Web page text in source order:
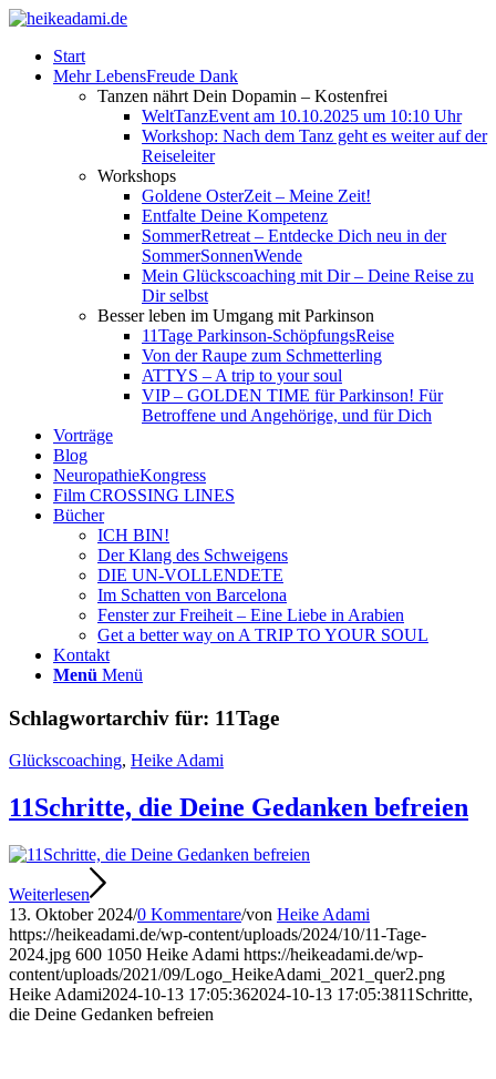
Start
Mehr LebensFreude Dank
Tanzen nährt Dein Dopamin – Kostenfrei
WeltTanzEvent am 10.10.2025 um 10:10 Uhr
Workshop: Nach dem Tanz geht es weiter auf der
Reiseleiter
Workshops
Goldene OsterZeit – Meine Zeit!
Entfalte Deine Kompetenz
SommerRetreat – Entdecke Dich neu in der
SommerSonnenWende
Mein Glückscoaching mit Dir – Deine Reise zu
Dir selbst
Besser leben im Umgang mit Parkinson
11Tage Parkinson-SchöpfungsReise
Von der Raupe zum Schmetterling
ATTYS – A trip to your soul
VIP – GOLDEN TIME für Parkinson! Für
Betroffene und Angehörige, und für Dich
Vorträge
Blog
NeuropathieKongress
Film CROSSING LINES
Bücher
ICH BIN!
Der Klang des Schweigens
DIE UN-VOLLENDETE
Im Schatten von Barcelona
Fenster zur Freiheit – Eine Liebe in Arabien
Get a better way on A TRIP TO YOUR SOUL
Kontakt
Menü Menü
Schlagwortarchiv für: 11Tage
Glückscoaching, Heike Adami
11Schritte, die Deine Gedanken befreien
Weiterlesen
13. Oktober 2024/0 Kommentare/von Heike Adami
https://heikeadami.de/wp-content/uploads/2024/10/11-Tage-
2024.jpg 600 1050 Heike Adami https://heikeadami.de/wp-
content/uploads/2021/09/Logo_HeikeAdami_2021_quer2.png
Heike Adami2024-10-13 17:05:362024-10-13 17:05:3811Schritte,
die Deine Gedanken befreien